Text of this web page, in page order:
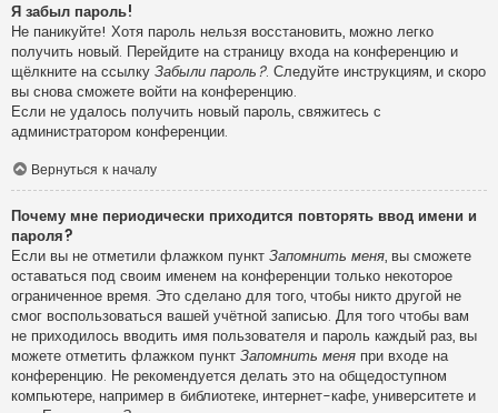
Я забыл пароль!
Не паникуйте! Хотя пароль нельзя восстановить, можно легко
получить новый. Перейдите на страницу входа на конференцию и
щёлкните на ссылку Забыли пароль?. Следуйте инструкциям, и скоро
вы снова сможете войти на конференцию.
Если не удалось получить новый пароль, свяжитесь с
администратором конференции.
Вернуться к началу
Почему мне периодически приходится повторять ввод имени и
пароля?
Если вы не отметили флажком пункт Запомнить меня, вы сможете
оставаться под своим именем на конференции только некоторое
ограниченное время. Это сделано для того, чтобы никто другой не
смог воспользоваться вашей учётной записью. Для того чтобы вам
не приходилось вводить имя пользователя и пароль каждый раз, вы
можете отметить флажком пункт Запомнить меня при входе на
конференцию. Не рекомендуется делать это на общедоступном
компьютере, например в библиотеке, интернет-кафе, университете и